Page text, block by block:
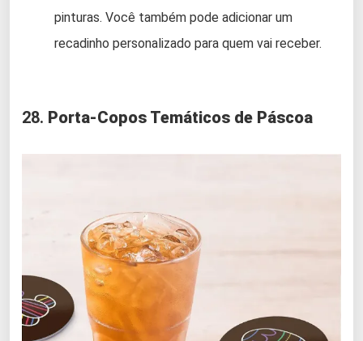
pinturas. Você também pode adicionar um
recadinho personalizado para quem vai receber.
28. Porta-Copos Temáticos de Páscoa